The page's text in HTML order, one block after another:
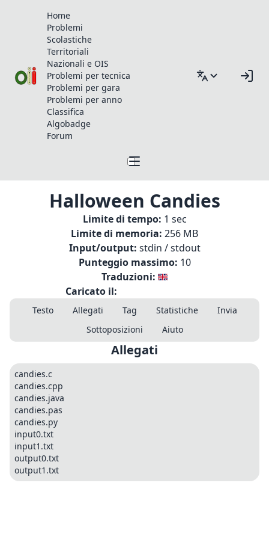
Home
Problemi
Scolastiche
Territoriali
Nazionali e OIS
Problemi per tecnica
Problemi per gara
Problemi per anno
Classifica
Algobadge
Forum
Halloween Candies
Limite di tempo: 1 sec
Limite di memoria: 256 MB
Input/output: stdin / stdout
Punteggio massimo: 10
Traduzioni:
Caricato il:
Testo Allegati Tag Statistiche
Invia
Sottoposizioni
Aiuto
Allegati
candies.c
candies.cpp
candies.java
candies.pas
candies.py
input0.txt
input1.txt
output0.txt
output1.txt